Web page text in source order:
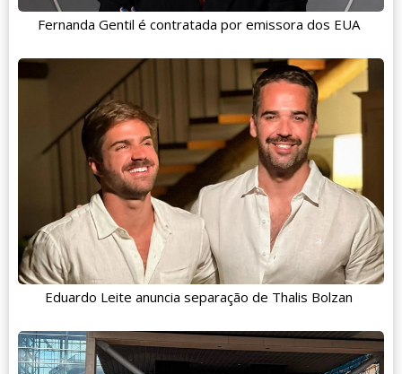
Fernanda Gentil é contratada por emissora dos EUA
Eduardo Leite anuncia separação de Thalis Bolzan